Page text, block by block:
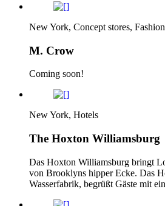
New York, Concept stores, Fashion
M. Crow
Coming soon!
New York, Hotels
The Hoxton Williamsburg
Das Hoxton Williamsburg bringt
von Brooklyns hipper Ecke. Das
Wasserfabrik, begrüßt Gäste mit